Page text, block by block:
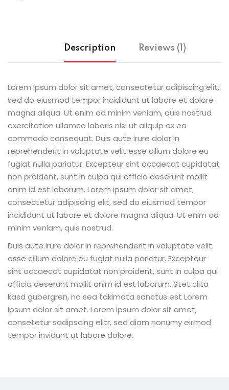
Description Reviews (1)
Lorem ipsum dolor sit amet, consectetur adipiscing elit,
sed do eiusmod tempor incididunt ut labore et dolore
magna aliqua. Ut enim ad minim veniam, quis nostrud
exercitation ullamco laboris nisi ut aliquip ex ea
commodo consequat. Duis aute irure dolor in
reprehenderit in voluptate velit esse cillum dolore eu
fugiat nulla pariatur. Excepteur sint occaecat cupidatat
non proident, sunt in culpa qui officia deserunt mollit
anim id est laborum. Lorem ipsum dolor sit amet,
consectetur adipiscing elit, sed do eiusmod tempor
incididunt ut labore et dolore magna aliqua. Ut enim ad
minim veniam, quis nostrud.
Duis aute irure dolor in reprehenderit in voluptate velit
esse cillum dolore eu fugiat nulla pariatur. Excepteur
sint occaecat cupidatat non proident, sunt in culpa qui
officia deserunt mollit anim id est laborum. Stet clita
kasd gubergren, no sea takimata sanctus est Lorem
ipsum dolor sit amet. Lorem ipsum dolor sit amet,
consetetur sadipscing elitr, sed diam nonumy eirmod
tempor invidunt ut labore dolore.